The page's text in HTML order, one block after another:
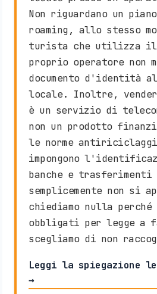
Non riguardano un
roaming, allo stesso
turista che utilizza il
proprio operatore non
documento d'identità
locale. Inoltre,
è un servizio di
non un prodotto
le norme
impongono
banche e trasferimenti
semplicemente non si
chiediamo nulla perché
obbligati per legge a
scegliamo di non
Leggi la spiegazione
→